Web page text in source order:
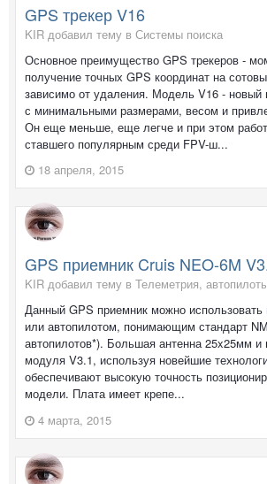
GPS трекер V16
KIR добавил тему в Системы поиска
Основное преимущество GPS трекеров -
получение точных GPS координат на
зависимо от удаления. Модель V16 -
с минимальными размерами, весом и
Он еще меньше, еще легче и при этом
ставшего популярным среди FPV-ш...
18 апреля, 2015
GPS приемник Cruis NEO-6M
KIR добавил тему в Телеметрия,
Данный GPS приемник можно
или автопилотом, понимающим стандарт
автопилотов*). Большая антенна 25x25мм и
модуля V3.1, используя новейшие
обеспечивают высокую точность
модели. Плата имеет крепе...
4 марта, 2015